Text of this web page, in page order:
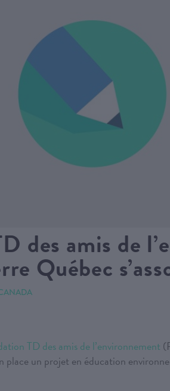
des amis de
Québec
TD des amis de l’environnement
place un projet en éducation